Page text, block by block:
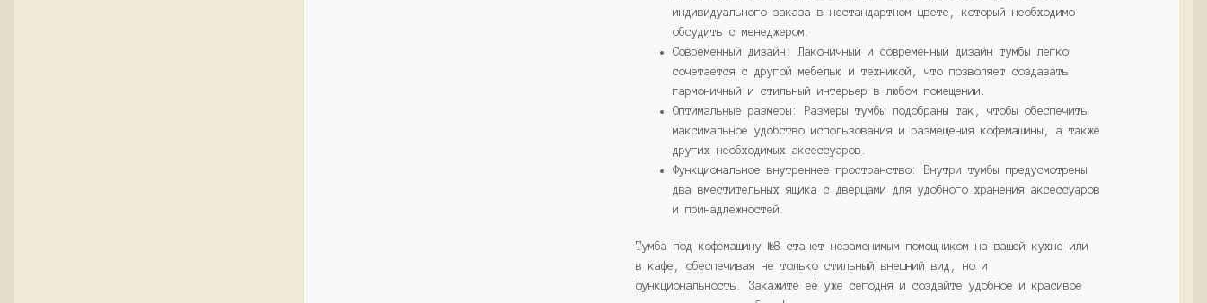
индивидуального заказа в нестандартном цвете, который необходимо
обсудить с менеджером.
Современный дизайн: Лаконичный и современный дизайн тумбы легко
сочетается с другой мебелью и техникой, что позволяет создавать
гармоничный и стильный интерьер в любом помещении.
Оптимальные размеры: Размеры тумбы подобраны так, чтобы обеспечить
максимальное удобство использования и размещения кофемашины, а также
других необходимых аксессуаров.
Функциональное внутреннее пространство: Внутри тумбы предусмотрены
два вместительных ящика с дверцами для удобного хранения аксессуаров
и принадлежностей.
Тумба под кофемашину №8 станет незаменимым помощником на вашей кухне или
в кафе, обеспечивая не только стильный внешний вид, но и
функциональность. Закажите её уже сегодня и создайте удобное и красивое